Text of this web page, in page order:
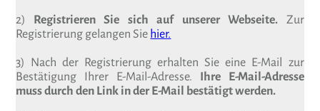
2) Registrieren Sie sich auf unserer Webseite. Zur
Registrierung gelangen Siehier.
3) Nach der Registrierung erhalten Sie eine E-Mail zur
Bestätigung Ihrer E-Mail-Adresse. Ihre E-Mail-Adresse
muss durch den Link in der E-Mail bestätigt werden.